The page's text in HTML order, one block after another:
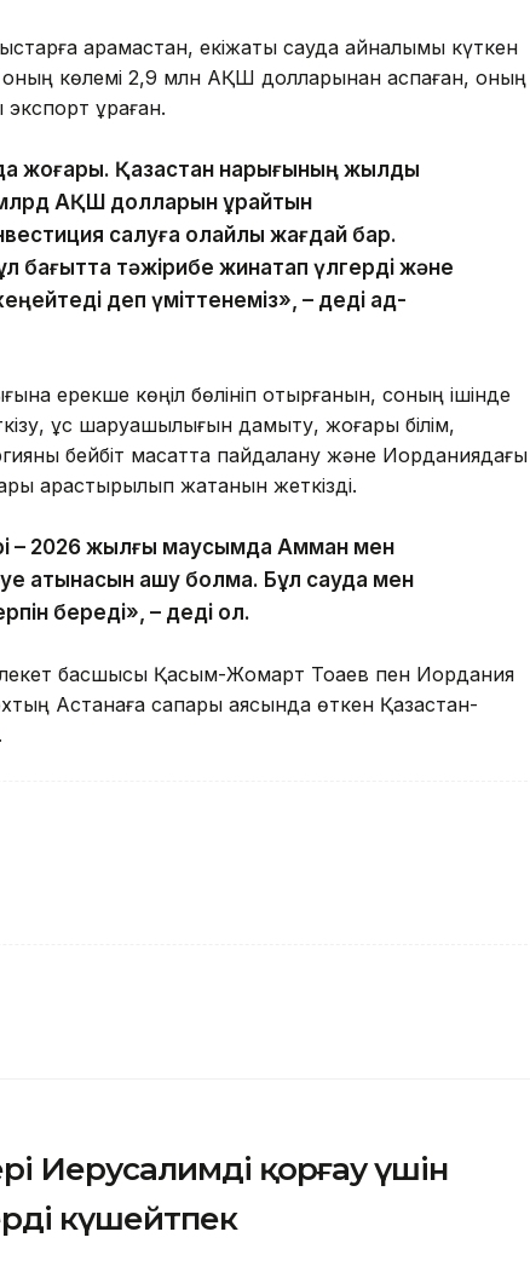
қарамастан, екіжақты сауда айналымы күткен
оның көлемі 2,9 млн АҚШ долларынан аспаған, оның
құраған.
жоғары. Қазақстан нарығының жылдық
АҚШ долларын құрайтын
салуға қолайлы жағдай бар.
бағытта тәжірибе жинақтап үлгерді және
деп үміттенеміз», – деді ад-
ерекше көңіл бөлініп отырғанын, соның ішінде
құс шаруашылығын дамыту, жоғары білім,
бейбіт мақсатта пайдалану және Иорданиядағы
қарастырылып жатқанын жеткізді.
– 2026 жылғы маусымда Амман мен
қатынасын ашу болмақ. Бұл сауда мен
береді», – деді ол.
басшысы Қасым-Жомарт Тоқаев пен Иордания
Астанаға сапары аясында өткен Қазақстан-
.
Иерусалимді қорғау үшін
күшейтпек